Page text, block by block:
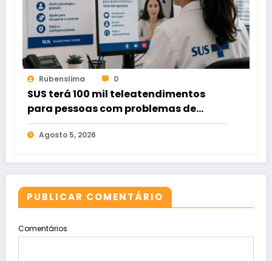
Rubenslima 0
SUS terá 100 mil teleatendimentos
para pessoas com problemas de
apostas em bets
Agosto 5, 2026
PUBLICAR COMENTÁRIO
Comentários